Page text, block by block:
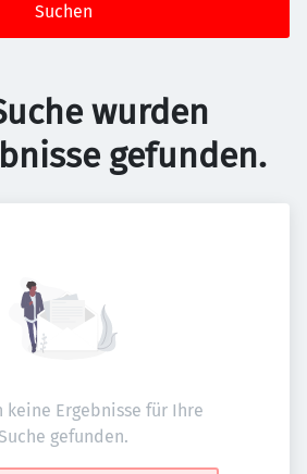
Suchen
wurden
gefunden.
keine Ergebnisse für Ihre
gefunden.